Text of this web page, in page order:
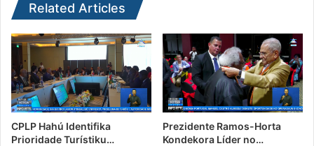
Related Articles
CPLP Hahú Identifika
Prioridade Turístiku…
Prezidente Ramos-Horta
Kondekora Líder no…